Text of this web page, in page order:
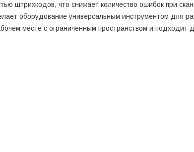
штрихкодов, что снижает количество ошибок при
оборудование универсальным инструментом для
месте с ограниченным пространством и подходит